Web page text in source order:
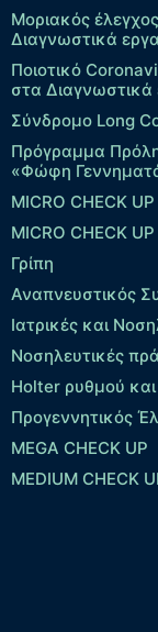
Μοριακός
Διαγνωστικά
Ποιοτικό
στα
Σύνδρομο Long
Πρόγραμμα
«Φώφη
MICRO CHECK
MICRO CHECK
Γρίπη
Αναπνευστικός
Ιατρικές και
Νοσηλευτικές
Holter ρυθμού
Προγεννητικός
MEGA CHECK UP
MEDIUM CHECK